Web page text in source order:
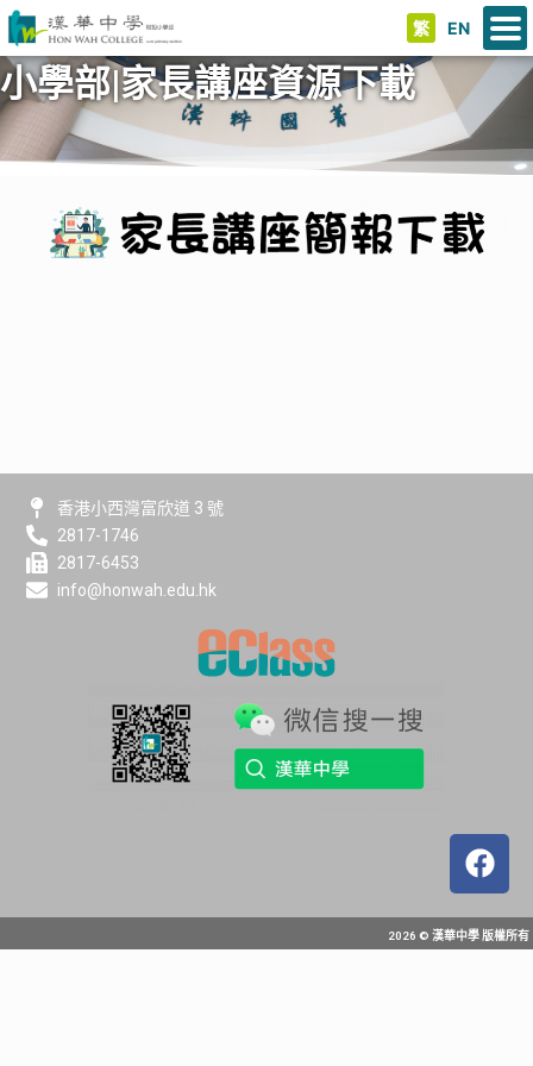
繁 EN
小學部|家長講座資源下載
香港小西灣富欣道 3 號
2817-1746
2817-6453
info@honwah.edu.hk
2026 © 漢華中學 版權所有